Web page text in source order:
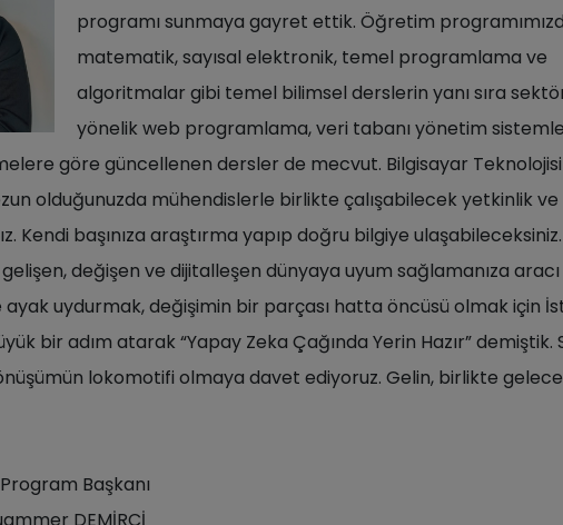
programı sunmaya gayret ettik. Öğretim
matematik, sayısal elektronik, temel programlama ve
algoritmalar gibi temel bilimsel derslerin yanı sıra
yönelik web programlama, veri tabanı yönetim
göre güncellenen dersler de mecvut. Bilgisayar Teknolojisi
olduğunuzda mühendislerle birlikte çalışabilecek yetkinlik ve
Kendi başınıza araştırma yapıp doğru bilgiye
değişen ve dijitalleşen dünyaya uyum sağlamanıza aracı
ayak uydurmak, değişimin bir parçası hatta öncüsü olmak için
bir adım atarak “Yapay Zeka Çağında Yerin Hazır” demiştik.
lokomotifi olmaya davet ediyoruz. Gelin, birlikte
Başkanı